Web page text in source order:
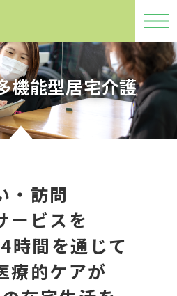
機能型居宅介護
・訪問
ービスを
時間を通じて
療的ケアが